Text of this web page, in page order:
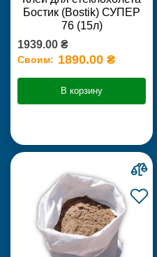
Бостик (Bostik) СУПЕР
76 (15л)
1939.00 ₴
Своим: 1890.00 ₴
В корзину